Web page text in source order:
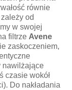
równie
od
w swojej
filtrze Avene
zaskoczeniem,
nawilżające
czasie wokół
Do nakładania